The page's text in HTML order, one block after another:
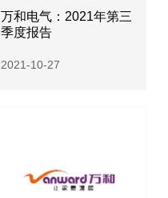
万和电气：2021年第三
季度报告
2021-10-27